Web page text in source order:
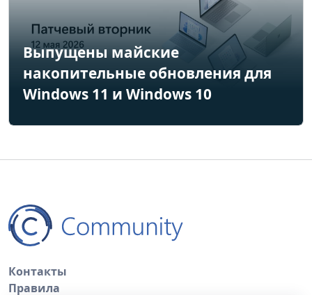
Выпущены майские
накопительные обновления для
Windows 11 и Windows 10
Контакты
Правила